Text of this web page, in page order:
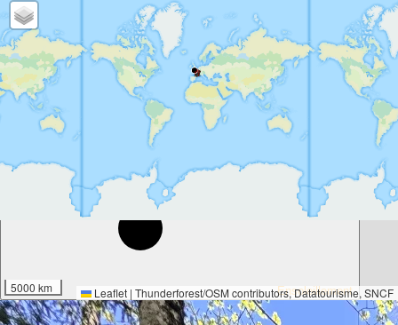
Ensoleillement
5000 km Leaflet | Thunderforest/OSM contributors, Datatourisme, SNCF